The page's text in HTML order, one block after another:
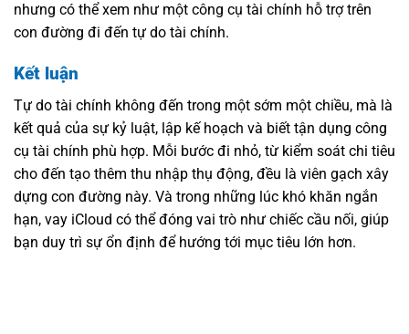
nhưng có thể xem như một công cụ tài chính hỗ trợ trên
con đường đi đến tự do tài chính.
Kết luận
Tự do tài chính không đến trong một sớm một chiều, mà là
kết quả của sự kỷ luật, lập kế hoạch và biết tận dụng công
cụ tài chính phù hợp. Mỗi bước đi nhỏ, từ kiểm soát chi tiêu
cho đến tạo thêm thu nhập thụ động, đều là viên gạch xây
dựng con đường này. Và trong những lúc khó khăn ngắn
hạn, vay iCloud có thể đóng vai trò như chiếc cầu nối, giúp
bạn duy trì sự ổn định để hướng tới mục tiêu lớn hơn.